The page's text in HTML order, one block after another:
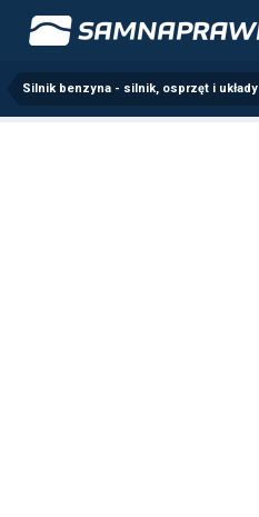
Silnik benzyna - silnik, osprzęt i układy